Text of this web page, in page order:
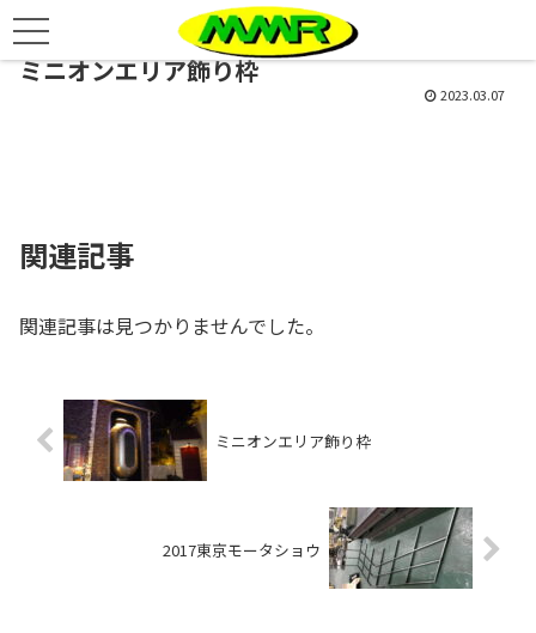
ミニオンエリア飾り枠
2023.03.07
関連記事
関連記事は見つかりませんでした。
ミニオンエリア飾り枠
2017東京モータショウ